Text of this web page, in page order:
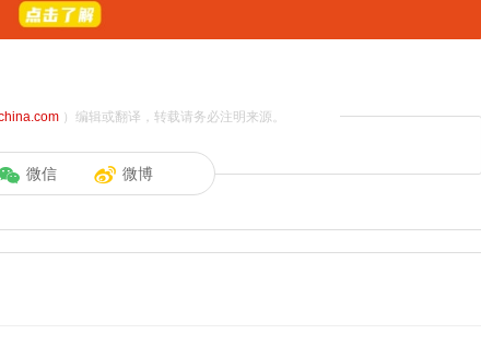
）编辑或翻译，转载请务必注明来源。
微信 微博